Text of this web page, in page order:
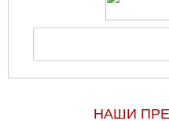
НАШИ